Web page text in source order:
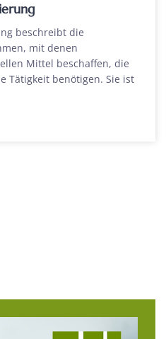
beschreibt die
mit denen
Mittel beschaffen, die
Tätigkeit benötigen. Sie ist